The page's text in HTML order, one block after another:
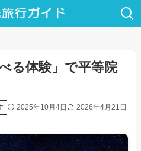
る体験」で平等院
2025年10月4日 2026年4月21日